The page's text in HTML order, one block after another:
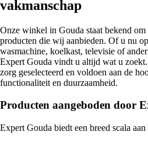
vakmanschap
Onze winkel in Gouda staat bekend
producten die wij aanbieden. Of u nu
wasmachine, koelkast, televisie of
Expert Gouda vindt u altijd wat u
zorg geselecteerd en voldoen aan de
functionaliteit en duurzaamheid.
Producten aangeboden door
Expert Gouda biedt een breed scala